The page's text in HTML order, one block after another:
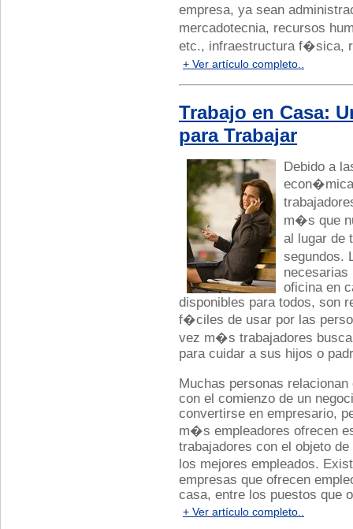
empresa, ya sean
mercadotecnia, recursos
etc., infraestructura f�sica,
+ Ver artículo completo..
Trabajo en Casa:
para Trabajar
Debido a
m�s que
al lugar de
segundos.
necesarias
oficina en
disponibles para todos, son
f�ciles de usar por las
vez m�s trabajadores
para cuidar a sus hijos o
Muchas personas
con el comienzo de un
convertirse en empresario,
m�s empleadores ofrecen
trabajadores con el objeto
los mejores empleados.
empresas que ofrecen
casa, entre los puestos que
+ Ver artículo completo..